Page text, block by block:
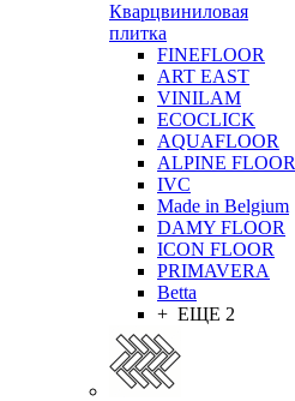
Кварцвиниловая
плитка
FINEFLOOR
ART EAST
VINILAM
ECOCLICK
AQUAFLOOR
ALPINE FLOOR
IVC
Made in Belgium
DAMY FLOOR
ICON FLOOR
PRIMAVERA
Betta
+ ЕЩЕ 2